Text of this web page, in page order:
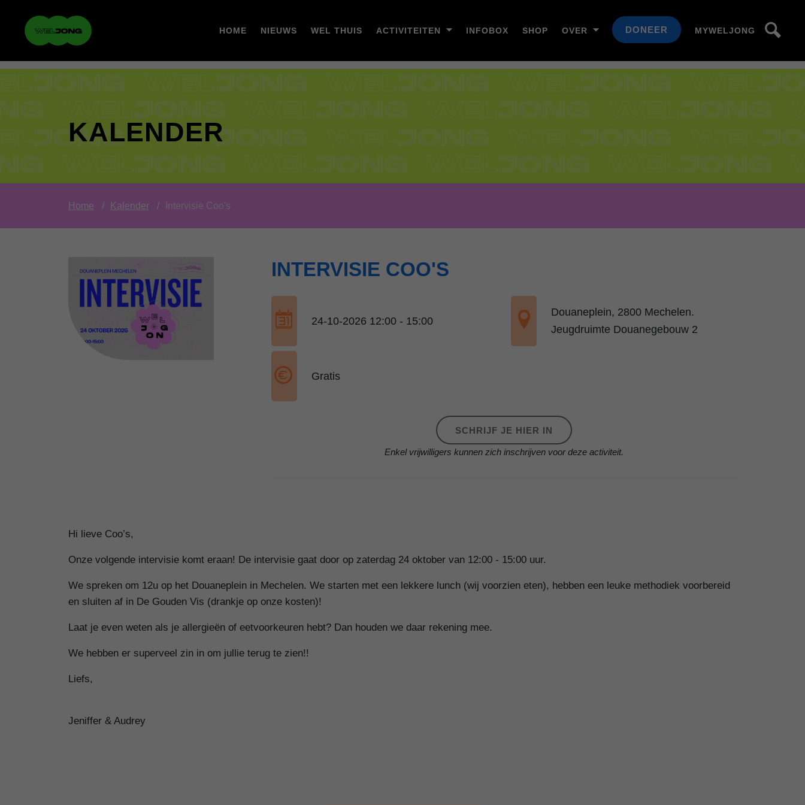
HOME NIEUWS WEL THUIS ACTIVITEITEN INFOBOX SHOP OVER DONEER MYWELJONG
KALENDER
Home Kalender Intervisie Coo's
INTERVISIE COO'S
24-10-2026 12:00 - 15:00
Douaneplein, 2800 Mechelen.
Jeugdruimte Douanegebouw 2
Gratis
SCHRIJF JE HIER IN
Enkel vrijwilligers kunnen zich inschrijven voor deze activiteit.
Hi lieve Coo’s,
Onze volgende intervisie komt eraan! De intervisie gaat door op zaterdag 24 oktober van 12:00 - 15:00 uur.
We spreken om 12u op het Douaneplein in Mechelen. We starten met een lekkere lunch (wij voorzien eten), hebben een leuke methodiek voorbereid
en sluiten af in De Gouden Vis (drankje op onze kosten)!
Laat je even weten als je allergieën of eetvoorkeuren hebt? Dan houden we daar rekening mee.
We hebben er superveel zin in om jullie terug te zien!!
Liefs,
Jeniffer & Audrey